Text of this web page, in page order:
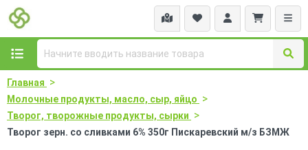
Главная >
Молочные продукты, масло, сыр, яйцо >
Творог, творожные продукты, сырки >
Творог зерн. со сливками 6% 350г Пискаревский м/з БЗМЖ